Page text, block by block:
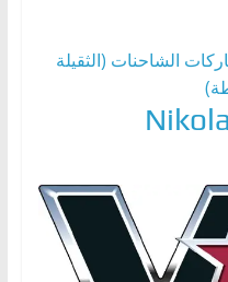
الشاحنات (الثقيلة